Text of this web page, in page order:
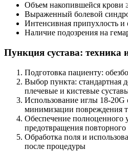
Объем накопившейся крови
Выраженный болевой
Интенсивная припухлость
Наличие подозрения на
Пункция сустава: техника
Подготовка пациенту:
Выбор пункта: стандартная
плечевые и кистевые
Использование иглы 18-
минимизации повреждения
Обеспечение полноценного
предотвращения повторного
Обработка поля и
после процедуры